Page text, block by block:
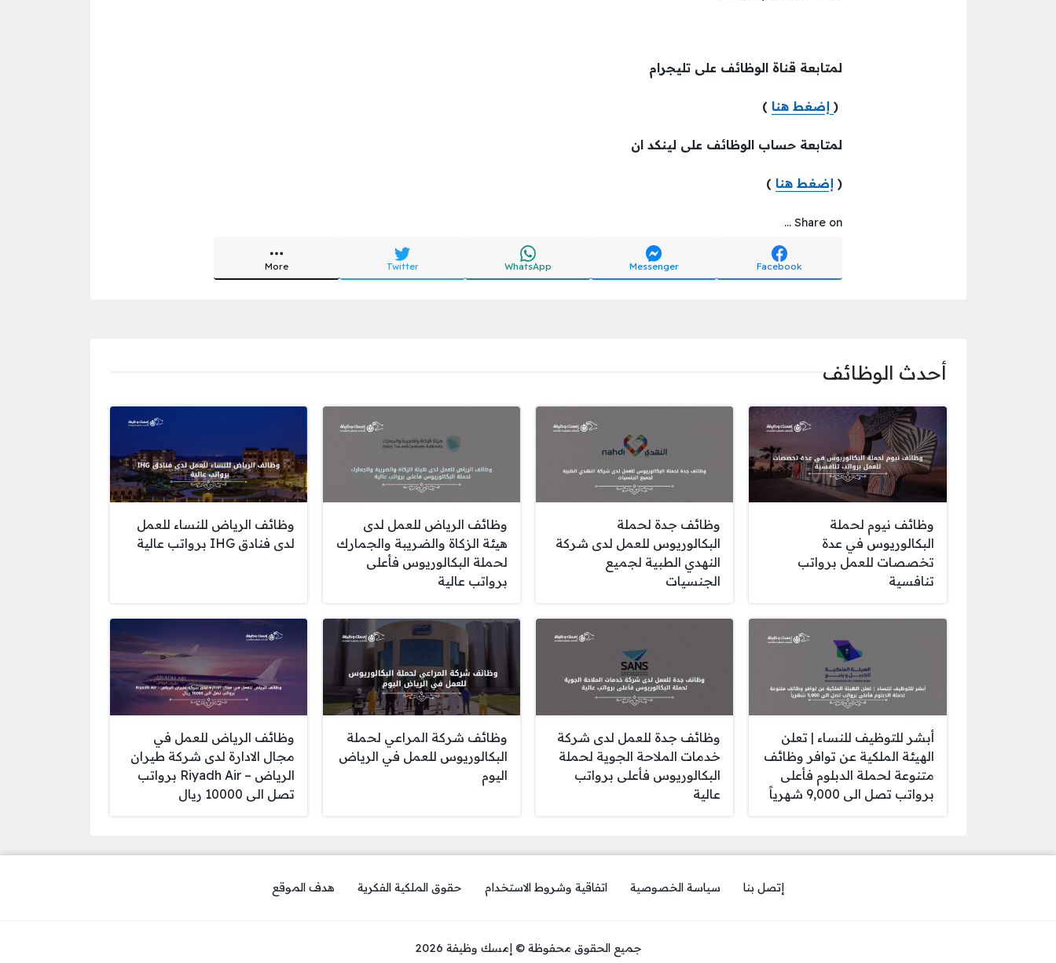
لمتابعة قناة الوظائف على تليجرام
( إضغط هنا )
لمتابعة حساب الوظائف على لينكد ان
( إضغط هنا )
Share on ...
Facebook
Messenger
WhatsApp
Twitter
More
أحدث الوظائف
وظائف نيوم لحملة
البكالوريوس في عدة
تخصصات للعمل برواتب
تنافسية
وظائف جدة لحملة
البكالوريوس للعمل لدى شركة
النهدي الطبية لجميع
الجنسيات
وظائف الرياض للعمل لدى
هيئة الزكاة والضريبة والجمارك
لحملة البكالوريوس فأعلى
برواتب عالية
وظائف الرياض للنساء للعمل
لدى فنادق IHG برواتب عالية
أبشر للتوظيف للنساء | تعلن
الهيئة الملكية عن توافر وظائف
متنوعة لحملة الدبلوم فأعلى
برواتب تصل الى 9,000 شهرياً
وظائف جدة للعمل لدى شركة
خدمات الملاحة الجوية لحملة
البكالوريوس فأعلى برواتب
عالية
وظائف شركة المراعي لحملة
البكالوريوس للعمل في الرياض
اليوم
وظائف الرياض للعمل في
مجال الادارة لدى شركة طيران
الرياض – Riyadh Air برواتب
تصل الى 10000 ريال
إتصل بنا سياسة الخصوصية اتفاقية وشروط الاستخدام حقوق الملكية الفكرية هدف الموقع
جميع الحقوق محفوظة © إمسك وظيفة 2026